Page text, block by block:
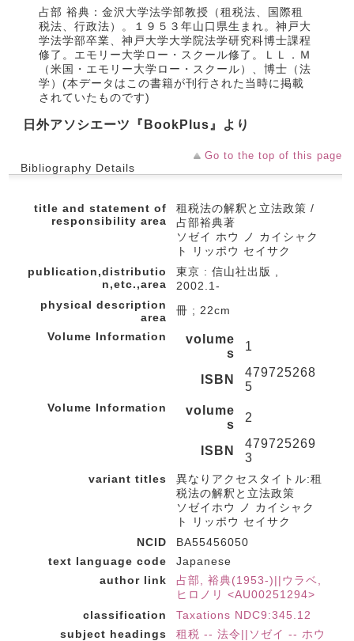
占部 裕典：金沢大学法学部教授（租税法、国際租
税法、行政法）。１９５３年山口県生まれ。神戸大
学法学部卒業、神戸大学大学院法学研究科博士課程
修了。エモリー大学ロー・スクール修了。ＬＬ．Ｍ
（米国・エモリー大学ロー・スクール）、博士（法
学）(本データはこの書籍が刊行された当時に掲載
されていたものです)
日外アソシエーツ『BookPlus』より
Go to the top of this page
Bibliography Details
title and statement of
responsibility area
租税法の解釈と立法政策 /
占部裕典著
ソゼイ ホウ ノ カイシャク
ト リッポウ セイサク
publication,distributio
n,etc.,area
東京 : 信山社出版 ,
2002.1-
physical description
area
冊 ; 22cm
Volume Information
volume
s
1
ISBN
479725268
5
Volume Information
volume
s
2
ISBN
479725269
3
variant titles
異なりアクセスタイトル:租
税法の解釈と立法政策
ソゼイホウ ノ カイシャク
ト リッポウ セイサク
NCID
BA55456050
text language code
Japanese
author link
占部, 裕典(1953-)||ウラベ,
ヒロノリ <AU00251294>
classification
Taxations NDC9:345.12
subject headings
租税 -- 法令||ソゼイ -- ホウ